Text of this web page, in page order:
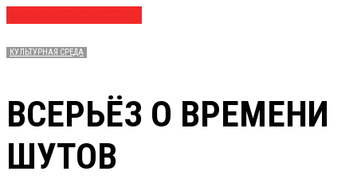
КУЛЬТУРНАЯ СРЕДА
ВСЕРЬЁЗ О ВРЕМЕНИ
ШУТОВ